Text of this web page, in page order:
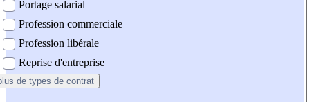
Portage salarial
Profession commerciale
Profession libérale
Reprise d'entreprise
de types de contrat